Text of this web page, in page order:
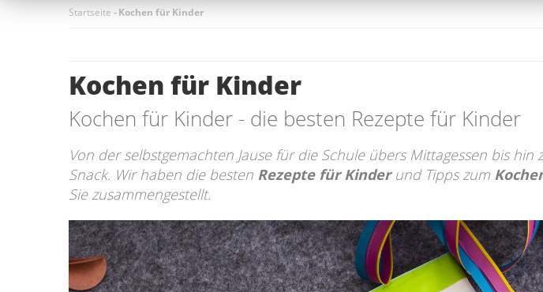
Startseite -Kochen für Kinder
Kochen für Kinder
Kochen für Kinder - die besten Rezepte für Kinder
Von der selbstgemachten Jause für die Schule übers Mittagessen bis hin
Snack. Wir haben die besten Rezepte für Kinderund Tipps zum
Sie zusammengestellt.